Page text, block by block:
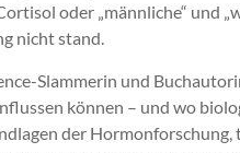
oder „männliche“ und
nicht stand.
Slammerin und
können – und wo
der Hormonforschung,